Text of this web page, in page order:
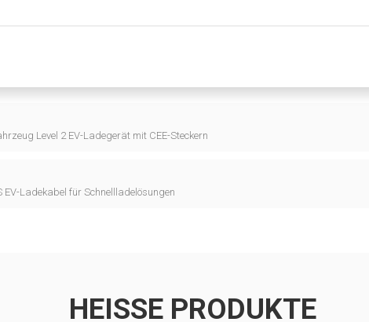
Level 2 EV-Ladegerät mit CEE-Steckern
EV-Ladekabel für Schnellladelösungen
HEISSE PRODUKTE